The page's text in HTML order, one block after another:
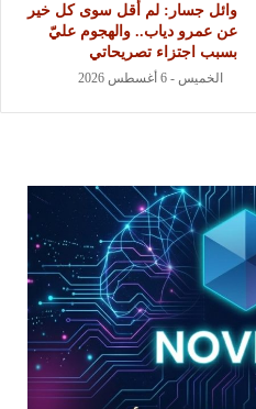
وائل جسار: لم أقل سوى كل خير
عن عمرو دياب.. والهجوم عليّ
بسبب اجتزاء تصريحاتي
الخميس - 6 أغسطس 2026